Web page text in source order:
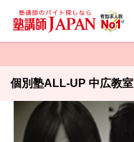
個別塾ALL-UP 中広教室